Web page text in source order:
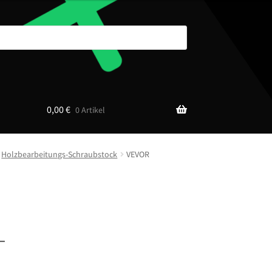
0,00€ 0 Artikel
Holzbearbeitungs-Schraubstock VEVOR